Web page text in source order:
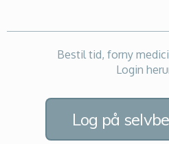
Bestil tid, forny
Login
Log på